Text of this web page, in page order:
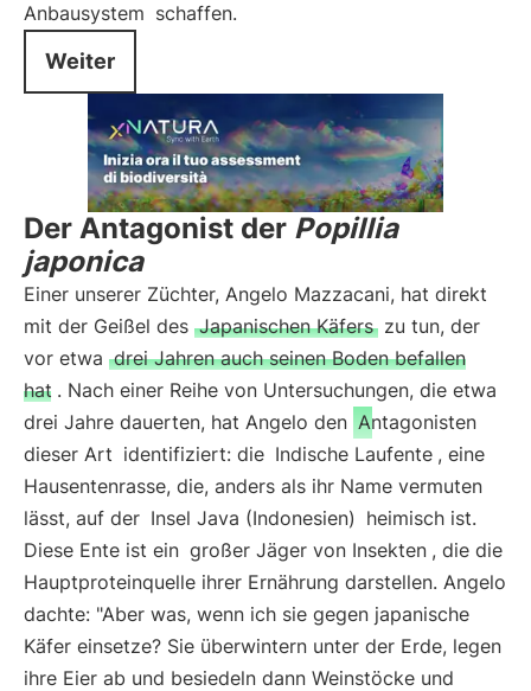
Anbausystem schaffen.
Weiter
Der Antagonist der Popillia
japonica
Einer unserer Züchter, Angelo Mazzacani, hat direkt
mit der Geißel des Japanischen Käfers zu tun, der
vor etwa drei Jahren auch seinen Boden befallen
hat . Nach einer Reihe von Untersuchungen, die etwa
drei Jahre dauerten, hat Angelo den Antagonisten
dieser Art identifiziert: die Indische Laufente , eine
Hausentenrasse, die, anders als ihr Name vermuten
lässt, auf der Insel Java (Indonesien) heimisch ist.
Diese Ente ist ein großer Jäger von Insekten , die die
Hauptproteinquelle ihrer Ernährung darstellen. Angelo
dachte: "Aber was, wenn ich sie gegen japanische
Käfer einsetze? Sie überwintern unter der Erde, legen
ihre Eier ab und besiedeln dann Weinstöcke und